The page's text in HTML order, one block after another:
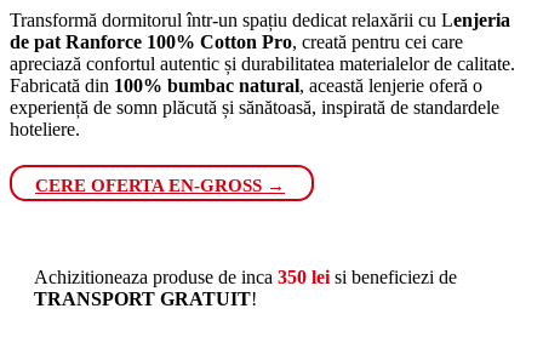
Transformă dormitorul într-un spațiu dedicat relaxării cu Lenjeria
de pat Ranforce 100% Cotton Pro, creată pentru cei care
apreciază confortul autentic și durabilitatea materialelor de calitate.
Fabricată din 100% bumbac natural, această lenjerie oferă o
experiență de somn plăcută și sănătoasă, inspirată de standardele
hoteliere.
CERE OFERTA EN-GROSS →
Achizitioneaza produse de inca 350 lei si beneficiezi de
TRANSPORT GRATUIT!